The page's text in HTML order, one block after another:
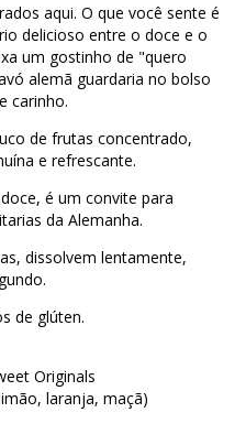
aqui. O que você sente é
delicioso entre o doce e o
um gostinho de "quero
alemã guardaria no bolso
carinho.
de frutas concentrado,
e refrescante.
é um convite para
da Alemanha.
dissolvem lentamente,
de glúten.
Originals
laranja, maçã)